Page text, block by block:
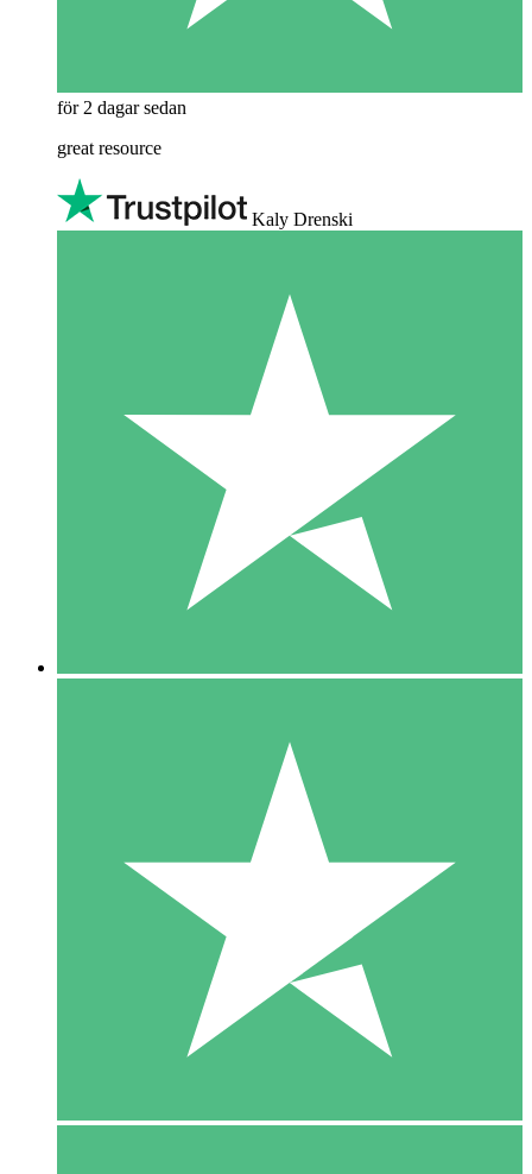
för 2 dagar sedan
great resource
Kaly Drenski